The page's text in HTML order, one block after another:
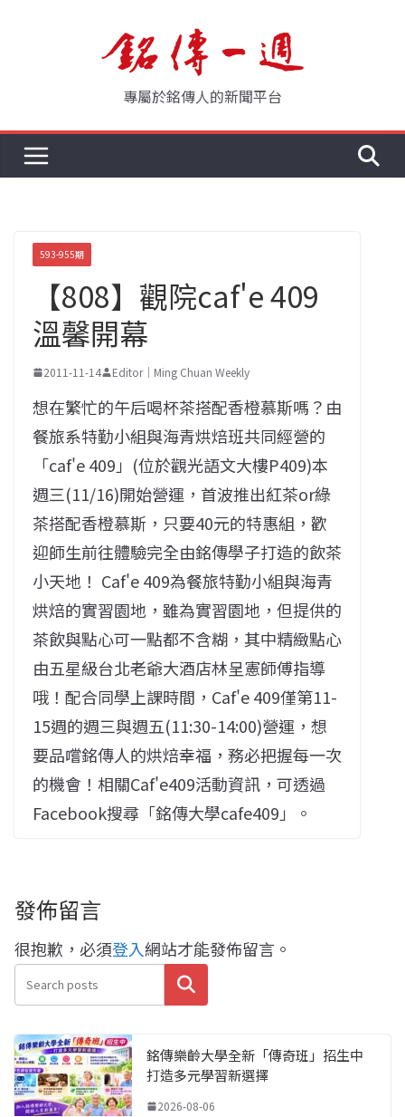
專屬於銘傳人的新聞平台
593-955期
【808】觀院caf'e 409
溫馨開幕
2011-11-14 Editor｜Ming Chuan Weekly
想在繁忙的午后喝杯茶搭配香橙慕斯嗎？由
餐旅系特勤小組與海青烘焙班共同經營的
「caf'e 409」(位於觀光語文大樓P409)本
週三(11/16)開始營運，首波推出紅茶or綠
茶搭配香橙慕斯，只要40元的特惠組，歡
迎師生前往體驗完全由銘傳學子打造的飲茶
小天地！ Caf'e 409為餐旅特勤小組與海青
烘焙的實習園地，雖為實習園地，但提供的
茶飲與點心可一點都不含糊，其中精緻點心
由五星級台北老爺大酒店林呈憲師傅指導
哦！配合同學上課時間，Caf'e 409僅第11-
15週的週三與週五(11:30-14:00)營運，想
要品嚐銘傳人的烘焙幸福，務必把握每一次
的機會！相關Caf'e409活動資訊，可透過
Facebook搜尋「銘傳大學cafe409」。
發佈留言
很抱歉，必須登入網站才能發佈留言。
搜尋
銘傳樂齡大學全新「傳奇班」招生中
打造多元學習新選擇
2026-08-06